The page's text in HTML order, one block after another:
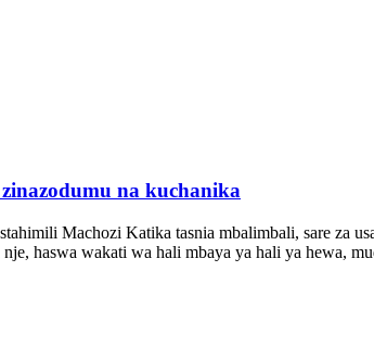
na kuchanika
Machozi Katika tasnia mbalimbali, sare za
haswa wakati wa hali mbaya ya hali ya hewa,